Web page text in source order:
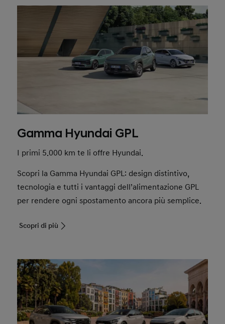
Gamma Hyundai GPL
I primi 5.000 km te li offre Hyundai.
Scopri la Gamma Hyundai GPL: design distintivo,
tecnologia e tutti i vantaggi dell’alimentazione GPL
per rendere ogni spostamento ancora più semplice.
Scopri di più